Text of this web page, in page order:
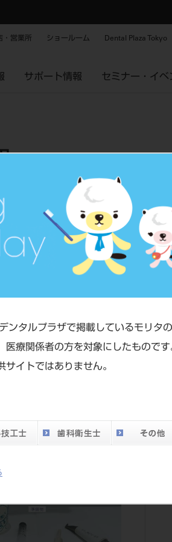
ンタルプラザで掲載しているモリタ
医療関係者の方を対象にしたものです
イトではありません。
・営業所 ショールーム Dental Plaza Tokyo
サポート情報 セミナー・イベ